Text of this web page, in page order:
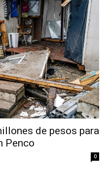
de pesos para
Penco
0